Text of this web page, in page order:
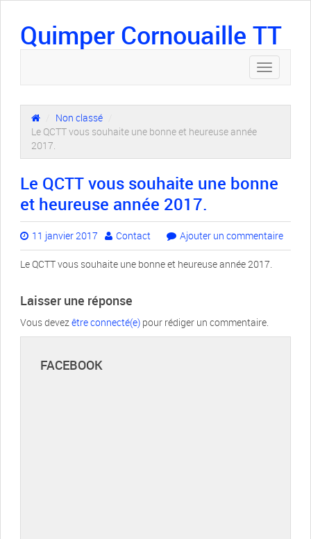
Quimper Cornouaille TT
Toggle
navigation
Non classé
Le QCTT vous souhaite une bonne et heureuse année
2017.
Le QCTT vous souhaite une bonne
et heureuse année 2017.
11 janvier 2017 Contact Ajouter un commentaire
Le QCTT vous souhaite une bonne et heureuse année 2017.
Laisser une réponse
Vous devezêtre connecté(e) pour rédiger un commentaire.
FACEBOOK